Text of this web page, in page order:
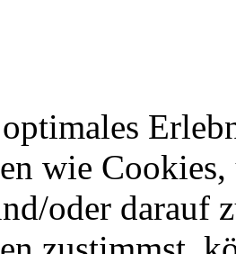
wie
oder darauf